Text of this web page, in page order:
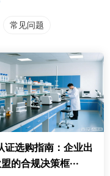
常见问题
证选购指南：企业出
的合规决策框···